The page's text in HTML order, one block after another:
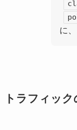
に
トラフィッ